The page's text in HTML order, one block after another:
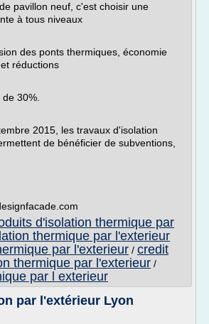
pavillon neuf, c'est choisir une
à tous niveaux
des ponts thermiques, économie
réductions
30%.
2015, les travaux d'isolation
de bénéficier de subventions,
d'isolation thermique par
thermique par l'exterieur
par l'exterieur / credit
thermique par l'exterieur /
par l exterieur
par l'extérieur Lyon